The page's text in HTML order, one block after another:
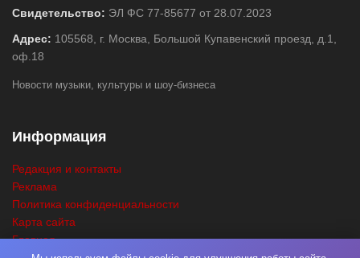
Свидетельство: ЭЛ ФС 77-85677 от 28.07.2023
Адрес: 105568, г. Москва, Большой Купавенский проезд, д.1,
оф.18
Новости музыки, культуры и шоу-бизнеса
Информация
Редакция и контакты
Реклама
Политика конфиденциальности
Карта сайта
Главная